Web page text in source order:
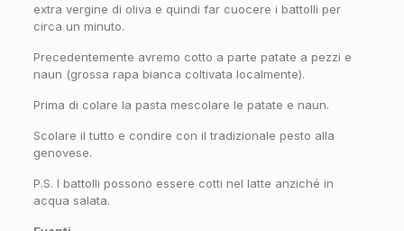
extra vergine di oliva e quindi far cuocere i battolli per
circa un minuto.
Precedentemente avremo cotto a parte patate a pezzi e
naun (grossa rapa bianca coltivata localmente).
Prima di colare la pasta mescolare le patate e naun.
Scolare il tutto e condire con il tradizionale pesto alla
genovese.
P.S. I battolli possono essere cotti nel latte anziché in
acqua salata.